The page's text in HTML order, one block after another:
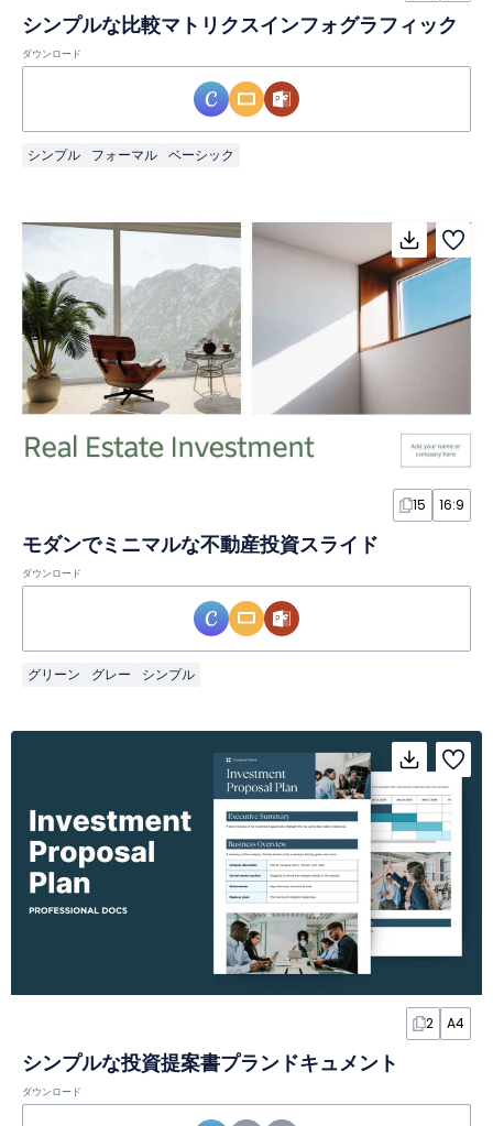
シンプルな比較マトリクスインフォグラフィック
ダウンロード
シンプル フォーマル ベーシック
15 16:9
モダンでミニマルな不動産投資スライド
ダウンロード
グリーン グレー シンプル
2 A4
シンプルな投資提案書プランドキュメント
ダウンロード